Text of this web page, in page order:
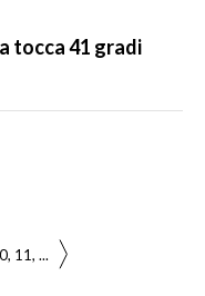
tocca 41 gradi
11 ...